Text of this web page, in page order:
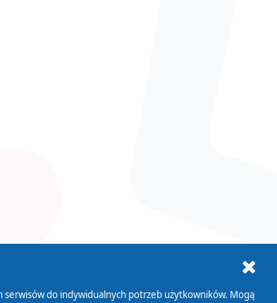
serwisów do indywidualnych potrzeb użytkowników. Mogą